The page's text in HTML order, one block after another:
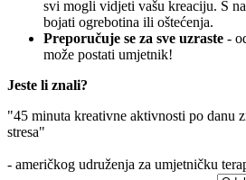
svi mogli vidjeti vašu kreaciju. S
bojati ogrebotina ili oštećenja.
Preporučuje se za sve uzraste -
može postati umjetnik!
Jeste li znali?
"45 minuta kreativne aktivnosti po danu
stresa"
- američkog udruženja za umjetničku